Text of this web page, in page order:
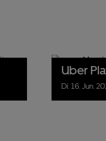
Uber
Di. 16. Jun.